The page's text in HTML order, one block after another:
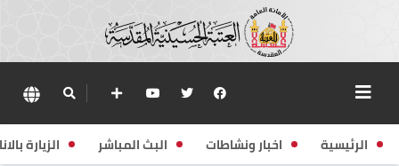
الرئيسية اخبار ونشاطات البث المباشر الزيارة